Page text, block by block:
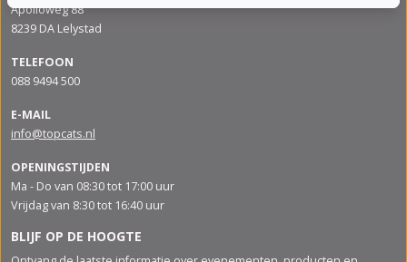
Apolloweg 88
8239 DA Lelystad
TELEFOON
088 9494 500
E-MAIL
info@topcats.nl
OPENINGSTIJDEN
Ma - Do van 08:30 tot 17:00 uur
Vrijdag van 8:30 tot 16:40 uur
BLIJF OP DE HOOGTE